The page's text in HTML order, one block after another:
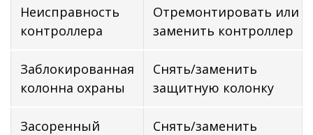
Неисправность
контроллера
Отремонтировать или
заменить контроллер
Заблокированная
колонна охраны
Снять/заменить
защитную колонку
Засоренный
Снять/заменить